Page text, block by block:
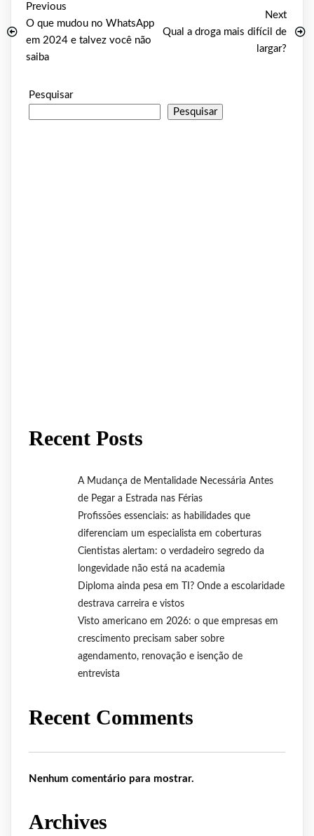
Previous
O que mudou no WhatsApp
em 2024 e talvez você não
saiba
Next
Qual a droga mais difícil de
largar?
Pesquisar
Pesquisar
Recent Posts
A Mudança de Mentalidade Necessária Antes
de Pegar a Estrada nas Férias
Profissões essenciais: as habilidades que
diferenciam um especialista em coberturas
Cientistas alertam: o verdadeiro segredo da
longevidade não está na academia
Diploma ainda pesa em TI? Onde a escolaridade
destrava carreira e vistos
Visto americano em 2026: o que empresas em
crescimento precisam saber sobre
agendamento, renovação e isenção de
entrevista
Recent Comments
Nenhum comentário para mostrar.
Archives